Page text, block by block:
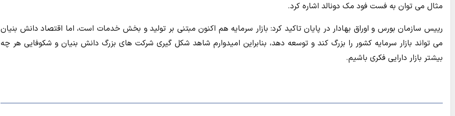
مثال می توان به فست فود مک دونالد اشاره کرد.
رییس سازمان بورس و اوراق بهادار در پایان تاکید کرد: بازار سرمایه هم اکنون مبتنی بر تولید و بخش خدمات است، اما اقتصاد دانش بنیان
می تواند بازار سرمایه کشور را بزرگ کند و توسعه دهد، بنابراین امیدوارم شاهد شکل گیری شرکت های بزرگ دانش بنیان و شکوفایی هر چه
بیشتر بازار دارایی فکری باشیم.